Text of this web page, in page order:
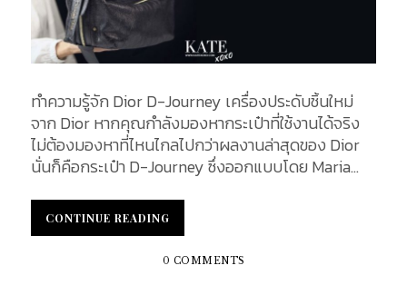
ทำความรู้จัก Dior D-Journey เครื่องประดับชิ้นใหม่
จาก Dior หากคุณกำลังมองหากระเป๋าที่ใช้งานได้จริง
ไม่ต้องมองหาที่ไหนไกลไปกว่าผลงานล่าสุดของ Dior
นั่นก็คือกระเป๋า D-Journey ซึ่งออกแบบโดย Maria
ในงาน Dior spring-summer 2025 ready-to-wear
collection กระเป๋าทรงโฮโบใบนี้มีดีไซน์ร่วมสมัยที่
ยืดหยุ่นได้ ซึ่งเข้ากับชุดไหน ๆ ก็ได้อย่างลงตัว
CONTINUE READING
CONTINUE READING
0 COMMENTS